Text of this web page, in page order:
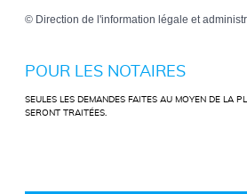
© Direction de l'information légale et
POUR LES NOTAIRES
SEULES LES DEMANDES FAITES AU MOYEN DE LA
SERONT TRAITÉES.